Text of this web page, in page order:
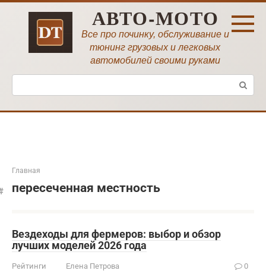
Перейти
АВТО-МОТО
Все про починку, обслуживание и
тюнинг грузовых и легковых
автомобилей своими руками
Поиск:
Главная
пересеченная местность
Вездеходы для фермеров: выбор и обзор
лучших моделей 2026 года
Рейтинги Елена Петрова 0